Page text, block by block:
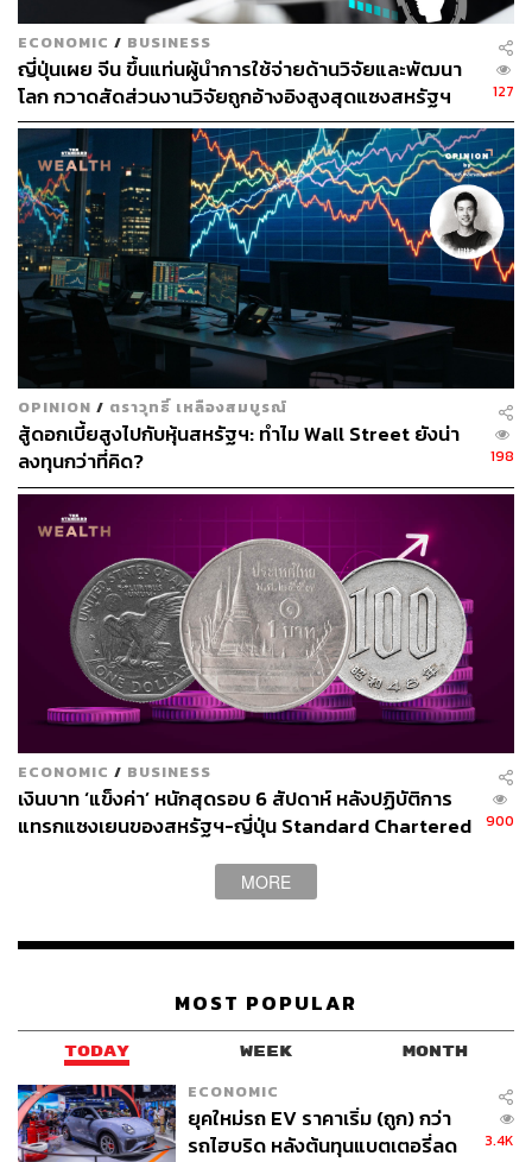
ECONOMIC / BUSINESS
ญี่ปุ่นเผย จีน ขึ้นแท่นผู้นำการใช้จ่ายด้านวิจัยและพัฒนา
โลก กวาดสัดส่วนงานวิจัยถูกอ้างอิงสูงสุดแซงสหรัฐฯ
127
OPINION / ตราวุทธิ์ เหลืองสมบูรณ์
สู้ดอกเบี้ยสูงไปกับหุ้นสหรัฐฯ: ทำไม Wall Street ยังน่า
ลงทุนกว่าที่คิด?
198
ECONOMIC / BUSINESS
เงินบาท ‘แข็งค่า’ หนักสุดรอบ 6 สัปดาห์ หลังปฏิบัติการ
แทรกแซงเยนของสหรัฐฯ-ญี่ปุ่น Standard Chartered
900
MORE
MOST POPULAR
TODAY WEEK MONTH
ECONOMIC
ยุคใหม่รถ EV ราคาเริ่ม (ถูก) กว่า
รถไฮบริด หลังต้นทุนแบตเตอรี่ลด
3.4K